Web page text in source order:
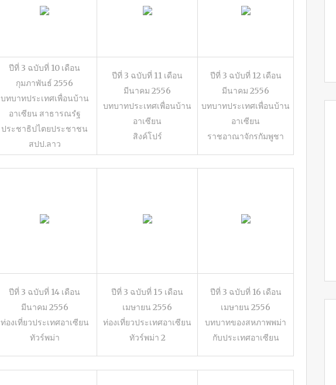
ปีที่ 3 ฉบับที่ 10 เดือน
กุมภาพันธ์ 2556
บทบาทประเทศเพื่อนบ้าน
อาเซียน สาธารณรํฐ
ประชาธิปไตยประชาชน
สปป.ลาว
ปีที่ 3 ฉบับที่ 11 เดือน
มีนาคม 2556
บทบาทประเทศเพื่อนบ้าน
อาเซียน
สิงค์โปร์
ปีที่ 3 ฉบับที่ 12 เดือน
มีนาคม 2556
บทบาทประเทศเพื่อนบ้าน
อาเซียน
ราชอาณาจักรกัมพูชา
ปีที่ 3 ฉบับที่ 14 เดือน
มีนาคม 2556
ท่องเที่ยวประเทศอาเซียน
ทัวร์พม่า
ปีที่ 3 ฉบับที่ 15 เดือน
เมษายน 2556
ท่องเที่ยวประเทศอาเซียน
ทัวร์พม่า 2
ปีที่ 3 ฉบับที่ 16 เดือน
เมษายน 2556
บทบาทของสหภาพพม่า
กับประเทศอาเซียน